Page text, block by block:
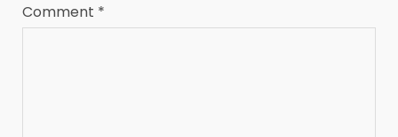
Comment *